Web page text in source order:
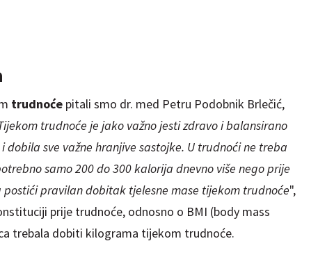
trudnoće pitali smo dr. med Petru Podobnik Brlečić,
trudnoće je jako važno jesti zdravo i balansirano
sve važne hranjive sastojke. U trudnoći ne treba
samo 200 do 300 kalorija dnevno više nego prije
pravilan dobitak tjelesne mase tijekom trudnoće",
prije trudnoće, odnosno o BMI (body mass
trebala dobiti kilograma tijekom trudnoće.